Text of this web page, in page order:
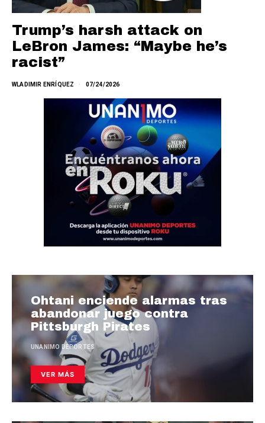
Trump’s harsh attack on
LeBron James: “Maybe he’s
racist”
WLADIMIR ENRÍQUEZ 07/24/2026
Ohtani enciende alarmas tras
abandonar juego contra
Pittsburgh Pirates
UNANIMO DEPORTES
VER MÁS